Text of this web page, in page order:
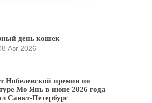
день кошек
Авг 2026
Нобелевской премии по
Мо Янь в июне 2026 года
Санкт-Петербург